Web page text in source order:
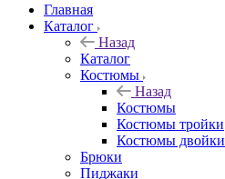
Главная
Каталог
Назад
Каталог
Костюмы
Назад
Костюмы
Костюмы тройки
Костюмы двойки
Брюки
Пиджаки